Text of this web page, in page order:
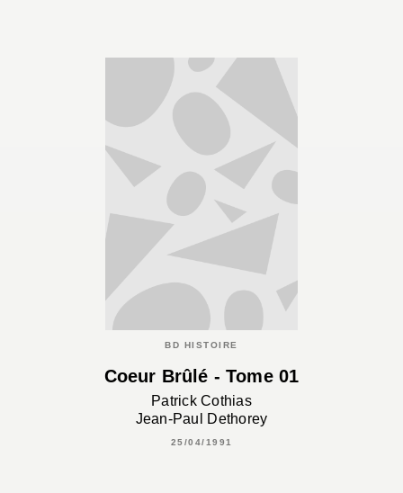
BD HISTOIRE
Coeur Brûlé - Tome 01
Patrick Cothias
Jean-Paul Dethorey
25/04/1991